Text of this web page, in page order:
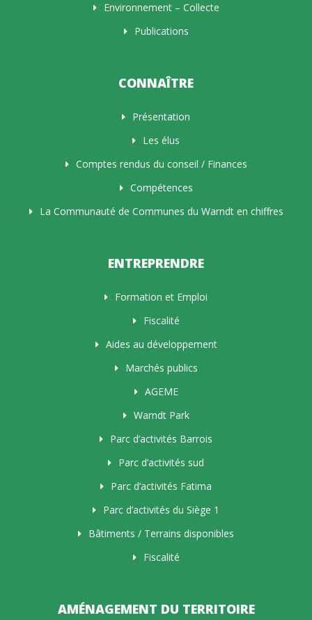
Environnement – Collecte
Publications
CONNAÎTRE
Présentation
Les élus
Comptes rendus du conseil / Finances
Compétences
La Communauté de Communes du Warndt en chiffres
ENTREPRENDRE
Formation et Emploi
Fiscalité
Aides au développement
Marchés publics
AGEME
Warndt Park
Parc d’activités Barrois
Parc d’activités sud
Parc d’activités Fatima
Parc d’activités du Siège 1
Bâtiments / Terrains disponibles
Fiscalité
AMÉNAGEMENT DU TERRITOIRE